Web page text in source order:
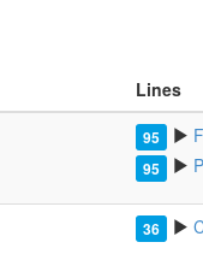
Lines
95
95
36